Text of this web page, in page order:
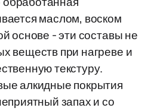
маслом, воском
основе - эти составы не
веществ при нагреве и
текстуру.
алкидные покрытия
запах и со